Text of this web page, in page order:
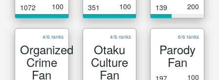
1072 100 351 100 139 200
4/6 ranks
Organized
Crime
Fan
4/6 ranks
Otaku
Culture
Fan
6/6 ranks
Parody
Fan
197 100